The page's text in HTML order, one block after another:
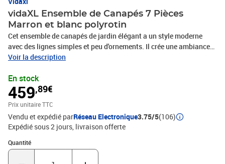
vidaXL Ensemble de Canapés 7 Pièces
Marron et blanc polyrotin
Cet ensemble de canapés de jardin élégant a un style moderne
avec des lignes simples et peu d'ornements. Il crée une ambiance
relaxante et chic pour les jardins et terrasses. Pour ceux qui
agréable le rendent idéal pour des moments conviviaux ou pour
chiller tranquillement. Avec son apparence accueillante, il embellit
n'importe quel espace extérieur et attire l'attention grâce à sa
simplicité raffinée. Détails en Poly Rattan tissé Fabriqué en Poly
Rattan, ce qui le rend résistant aux intempéries et adapté à
différentes conditions extérieures. Sa texture tissée ajoute une
touche de sophistication tout en étant solide et facile à entretenir.
Fini arrière présentable Avec un dos fini et élégant, cet ensemble
Voir la description
En stock
459,89€
Prix unitaire TTC
Vendu et expédié parRéseau Electronique3.75/5(106)
Expédié sous 2 jours livraison offerte
Quantité
Quantité : 1